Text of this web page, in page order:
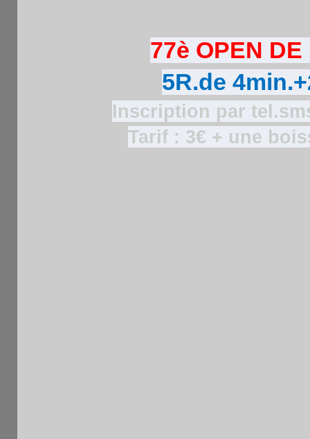
77è OPEN
5R.de
Inscription par
Tarif : 3€ + une